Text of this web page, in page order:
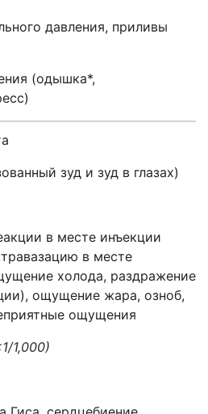
давления, приливы
(одышка*,
зуд и зуд в глазах)
в месте инъекции
в месте
холода, раздражение
ощущение жара, озноб,
ощущения
1,000)